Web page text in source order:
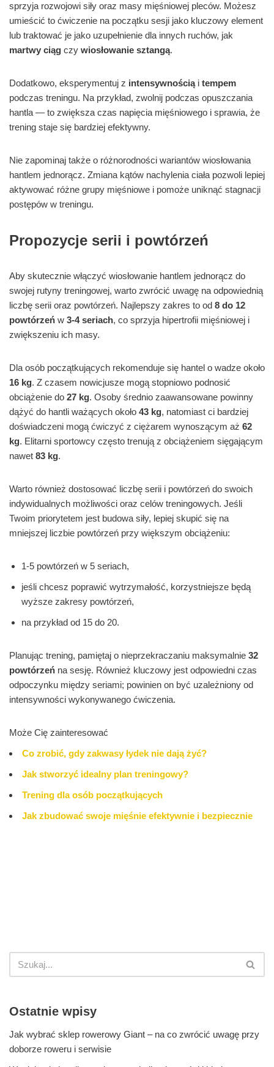
sprzyja rozwojowi siły oraz masy mięśniowej pleców. Możesz
umieścić to ćwiczenie na początku sesji jako kluczowy element
lub traktować je jako uzupełnienie dla innych ruchów, jak
martwy ciąg czy wiosłowanie sztangą.
Dodatkowo, eksperymentuj z intensywnościąi tempem
podczas treningu. Na przykład, zwolnij podczas opuszczania
hantla — to zwiększa czas napięcia mięśniowego i sprawia, że
trening staje się bardziej efektywny.
Nie zapominaj także o różnorodności wariantów wiosłowania
hantlem jednorącz. Zmiana kątów nachylenia ciała pozwoli lepiej
aktywować różne grupy mięśniowe i pomoże uniknąć stagnacji
postępów w treningu.
Propozycje serii i powtórzeń
Aby skutecznie włączyć wiosłowanie hantlem jednorącz do
swojej rutyny treningowej, warto zwrócić uwagę na odpowiednią
liczbę serii oraz powtórzeń. Najlepszy zakres to od 8 do 12
powtórzeń w 3-4 seriach, co sprzyja hipertrofii mięśniowej i
zwiększeniu ich masy.
Dla osób początkujących rekomenduje się hantel o wadze około
16 kg. Z czasem nowicjusze mogą stopniowo podnosić
obciążenie do 27 kg. Osoby średnio zaawansowane powinny
dążyć do hantli ważących około 43 kg, natomiast ci bardziej
doświadczeni mogą ćwiczyć z ciężarem wynoszącym aż 62
kg. Elitarni sportowcy często trenują z obciążeniem sięgającym
nawet 83 kg.
Warto również dostosować liczbę serii i powtórzeń do swoich
indywidualnych możliwości oraz celów treningowych. Jeśli
Twoim priorytetem jest budowa siły, lepiej skupić się na
mniejszej liczbie powtórzeń przy większym obciążeniu:
1-5 powtórzeń w 5 seriach,
jeśli chcesz poprawić wytrzymałość, korzystniejsze będą
wyższe zakresy powtórzeń,
na przykład od 15 do 20.
Planując trening, pamiętaj o nieprzekraczaniu maksymalnie 32
powtórzeń na sesję. Również kluczowy jest odpowiedni czas
odpoczynku między seriami; powinien on być uzależniony od
intensywności wykonywanego ćwiczenia.
Może Cię zainteresować
Co zrobić, gdy zakwasy łydek nie dają żyć?
Jak stworzyć idealny plan treningowy?
Trening dla osób początkujących
Jak zbudować swoje mięśnie efektywnie i bezpiecznie
Ostatnie wpisy
Jak wybrać sklep rowerowy Giant – na co zwrócić uwagę przy
doborze roweru i serwisie